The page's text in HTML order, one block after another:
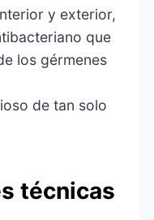
y exterior,
que
los gérmenes
de tan solo
técnicas